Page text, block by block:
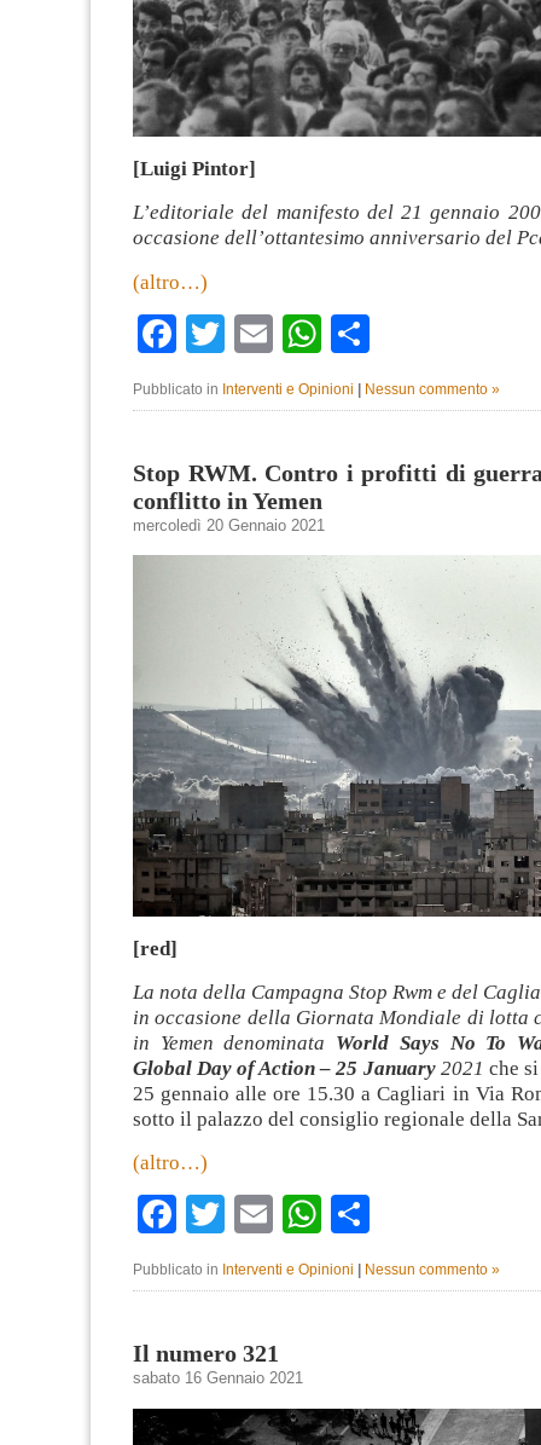
[Luigi Pintor]
L’editoriale del manifesto del 21 gennaio
occasione dell’ottantesimo anniversario del
(altro…)
Facebook
TwitterEmailWhatsApp
Pubblicato in Interventi e Opinioni | Nessun commento »
Stop RWM. Contro i profitti di
conflitto in Yemen
mercoledì 20 Gennaio 2021
[red]
La nota della Campagna Stop Rwm e del
in occasione della Giornata Mondiale di lotta
in Yemen denominata World Says No To
Global Day of Action – 25 January 2021 che
25 gennaio alle ore 15.30 a Cagliari in Via
sotto il palazzo del consiglio regionale della
(altro…)
Facebook
TwitterEmailWhatsApp
Pubblicato in Interventi e Opinioni Nessun commento »
Il numero 321
sabato 16 Gennaio 2021